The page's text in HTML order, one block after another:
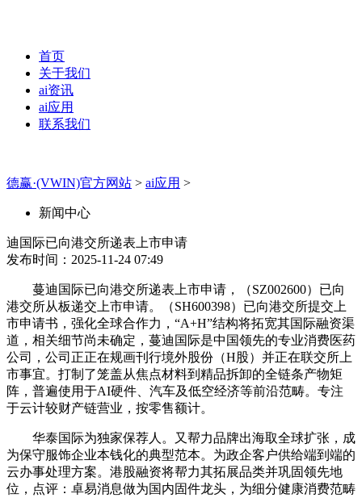
首页
关于我们
ai资讯
ai应用
联系我们
德赢·(VWIN)官方网站 > ai应用 >
新闻中心
迪国际已向港交所递表上市申请
发布时间：2025-11-24 07:49
蔓迪国际已向港交所递表上市申请，（SZ002600）已向
港交所从板递交上市申请。（SH600398）已向港交所提交上
市申请书，强化全球合作力，“A+H”结构将拓宽其国际融资渠
道，相关细节尚未确定，蔓迪国际是中国领先的专业消费医药
公司，公司正正在规画刊行境外股份（H股）并正在联交所上
市事宜。打制了笼盖从焦点材料到精品拆卸的全链条产物矩
阵，普遍使用于AI硬件、汽车及低空经济等前沿范畴。专注
于云计较财产链营业，按零售额计。
华泰国际为独家保荐人。又帮力品牌出海取全球扩张，成
为保守服饰企业本钱化的典型范本。为政企客户供给端到端的
云办事处理方案。港股融资将帮力其拓展品类并巩固领先地
位，点评：卓易消息做为国内固件龙头，为细分健康消费范畴